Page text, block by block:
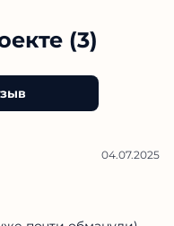
(3)
04.07.2025